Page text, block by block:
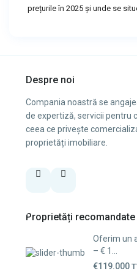
prețurile în 2025 și unde se
Despre noi
Compania noastră se
de expertiză, servicii pentru
ceea ce privește
proprietăți imobiliare.
Proprietăți recomandate
Oferim un
– € 1...
€119.000